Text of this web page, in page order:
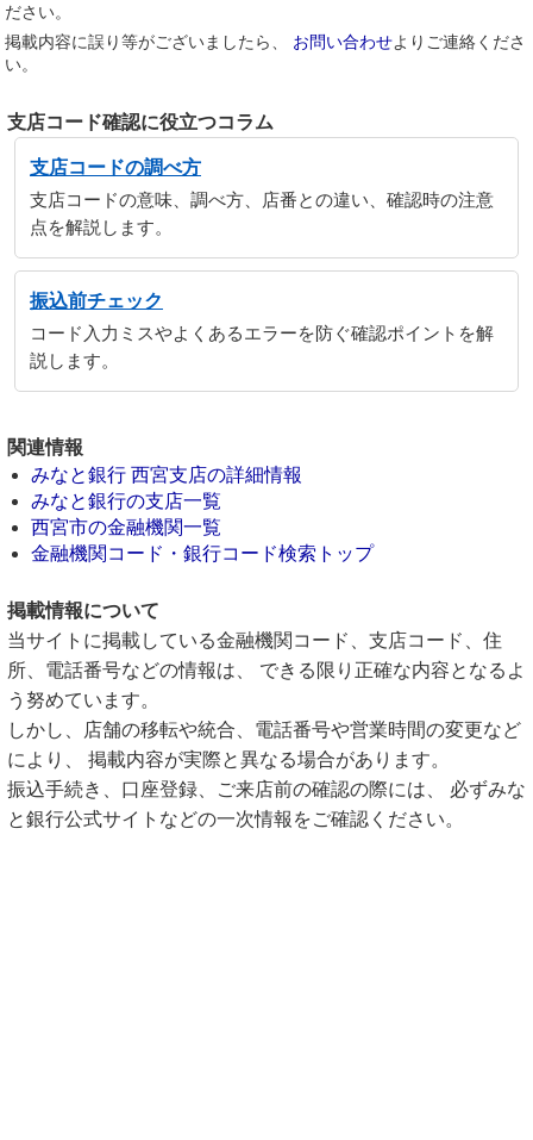
ださい。
掲載内容に誤り等がございましたら、 お問い合わせよりご連絡くださ
い。
支店コード確認に役立つコラム
支店コードの調べ方
支店コードの意味、調べ方、店番との違い、確認時の注意
点を解説します。
振込前チェック
コード入力ミスやよくあるエラーを防ぐ確認ポイントを解
説します。
関連情報
みなと銀行 西宮支店の詳細情報
みなと銀行の支店一覧
西宮市の金融機関一覧
金融機関コード・銀行コード検索トップ
掲載情報について
当サイトに掲載している金融機関コード、支店コード、住
所、電話番号などの情報は、 できる限り正確な内容となるよ
う努めています。
しかし、店舗の移転や統合、電話番号や営業時間の変更など
により、 掲載内容が実際と異なる場合があります。
振込手続き、口座登録、ご来店前の確認の際には、 必ずみな
と銀行公式サイトなどの一次情報をご確認ください。